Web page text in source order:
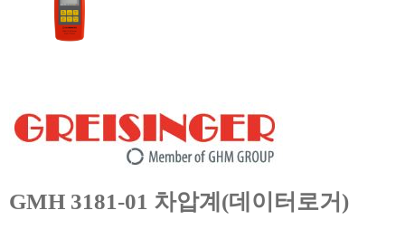
HEIDON
INFICON
GMH 3181-01 차압계(데이터로거)